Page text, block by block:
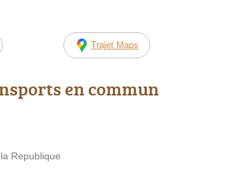
Trajet Maps
en commun
Republique